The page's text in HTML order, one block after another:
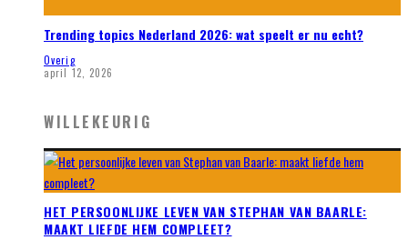
Trending topics Nederland 2026: wat speelt er nu echt?
Overig
april 12, 2026
WILLEKEURIG
HET PERSOONLIJKE LEVEN VAN STEPHAN VAN BAARLE:
MAAKT LIEFDE HEM COMPLEET?